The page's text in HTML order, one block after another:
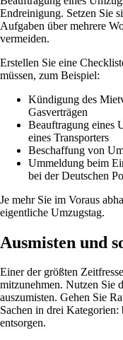
Endreinigung. Setzen Sie
Aufgaben über mehrere
vermeiden.
Erstellen Sie eine
müssen, zum Beispiel:
Kündigung des
Gasverträgen
Beauftragung eines
eines Transporters
Beschaffung von
Ummeldung beim
bei der Deutschen
Je mehr Sie im Voraus
eigentliche Umzugstag.
Ausmisten und
Einer der größten
mitzunehmen. Nutzen Sie
auszumisten. Gehen Sie
Sachen in drei Kategorien:
entsorgen.